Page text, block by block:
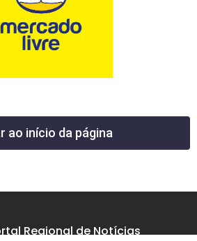
ao início da página
Regional de Notícias